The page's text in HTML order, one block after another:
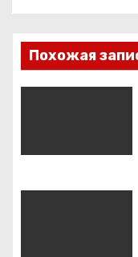
и
г
ц
и
Похожая